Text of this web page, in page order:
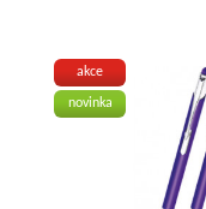
akce
novinka